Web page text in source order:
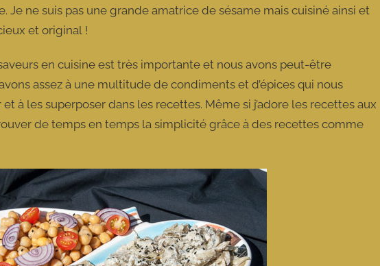
Je ne suis pas une grande amatrice de sésame mais cuisiné ainsi et
et original !
en cuisine est très importante et nous avons peut-être
assez à une multitude de condiments et d’épices qui nous
à les superposer dans les recettes. Même si j’adore les recettes aux
de temps en temps la simplicité grâce à des recettes comme